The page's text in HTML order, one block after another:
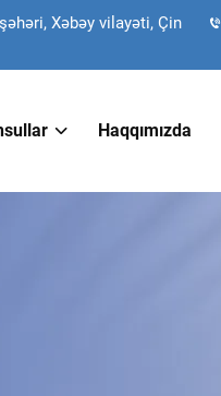
Xəbəy vilayəti, Çin
Haqqımızda